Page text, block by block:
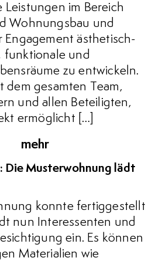
Leistungen im Bereich
Wohnungsbau und
Engagement ästhetisch-
funktionale und
zu entwickeln.
dem gesamten Team,
und allen Beteiligten,
ermöglicht […]
mehr
Die Musterwohnung lädt
konnte fertiggestellt
nun Interessenten und
ein. Es können
Materialien wie